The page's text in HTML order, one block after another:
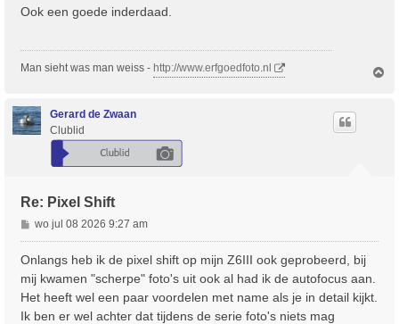
r
t
Ook een goede inderdaad.
Man sieht was man weiss - http://www.erfgoedfoto.nl
Gerard de Zwaan
Clublid
Re: Pixel Shift
B
e
r
i
c
h
wo jul 08 2026 9:27 am
Onlangs heb ik de pixel shift op mijn Z6III ook geprobeerd, bij
mij kwamen "scherpe" foto's uit ook al had ik de autofocus aan.
Het heeft wel een paar voordelen met name als je in detail kijkt.
Ik ben er wel achter dat tijdens de serie foto's niets mag